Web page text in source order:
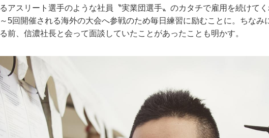
るアスリート選手のような社員〝実業団選手〟のカタチで雇用を続けて
～5回開催される海外の大会へ参戦のため毎日練習に励むことに。ちなみ
る前、信濃社長と会って面談していたことがあったことも明かす。